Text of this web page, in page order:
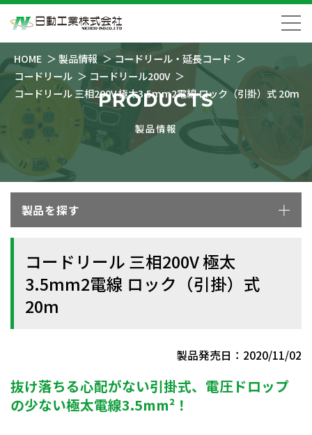
HOME 製品情報
コードリール・延長コード
コードリール
コードリール200V
コードリール 三相200V 極太3.5mm2電線 ロック（引掛）式 20m
PRODUCTS
製品情報
製品を探す
コードリール 三相200V 極太
3.5mm2電線 ロック（引掛）式
20m
製品発売日：2020/11/02
抜け落ちる心配がない引掛式、電圧ドロップ
の少ない極太電線3.5mm²！